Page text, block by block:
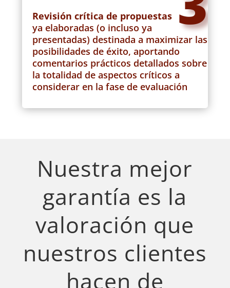
Revisión crítica de propuestas
ya elaboradas (o incluso ya
presentadas) destinada a maximizar las
posibilidades de éxito, aportando
comentarios prácticos detallados sobre
la totalidad de aspectos críticos a
considerar en la fase de evaluación
Nuestra mejor
garantía es la
valoración que
nuestros clientes
hacen de